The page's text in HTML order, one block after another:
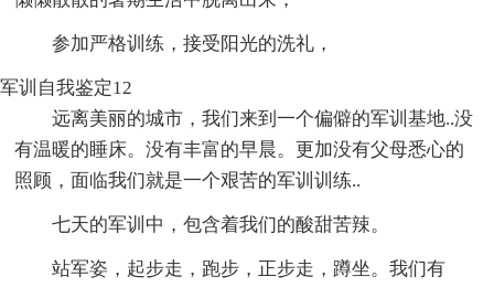
参加严格训练，接受阳光的洗礼，
军训自我鉴定12
远离美丽的城市，我们来到一个偏僻的军训基地..没
有温暖的睡床。没有丰富的早晨。更加没有父母悉心的
照顾，面临我们就是一个艰苦的军训训练..
七天的军训中，包含着我们的酸甜苦辣。
站军姿，起步走，跑步，正步走，蹲坐。我们有